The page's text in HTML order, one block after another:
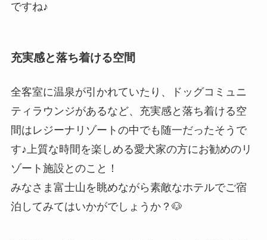
ですね♪
充実感と落ち着ける空間
全客室に温泉が引かれていたり、ドッグコミュニ
ティラウンジがあるなど、充実感と落ち着ける空
間はレジーナリゾートの中でも随一だったそうで
す♪上質な時間を楽しめる愛犬家の方にお勧めのリ
ゾート施設とのこと！
みなさま富士山を眺めながら素敵なホテルでご宿
泊してみてはいかがでしょうか？🐶